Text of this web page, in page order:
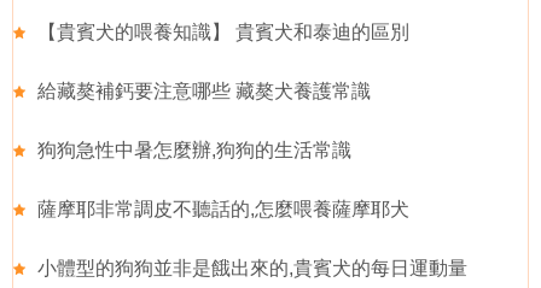
【貴賓犬的喂養知識】 貴賓犬和泰迪的區別
給藏獒補鈣要注意哪些 藏獒犬養護常識
狗狗急性中暑怎麼辦,狗狗的生活常識
薩摩耶非常調皮不聽話的,怎麼喂養薩摩耶犬
小體型的狗狗並非是餓出來的,貴賓犬的每日運動量